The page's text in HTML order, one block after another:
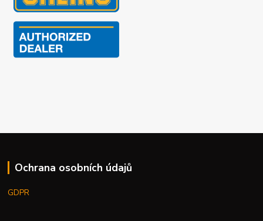
Ochrana osobních údajů
GDPR